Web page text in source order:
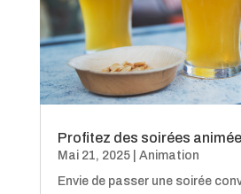
Profitez des soirées
Mai 21, 2025| Animation
Envie de passer une soirée